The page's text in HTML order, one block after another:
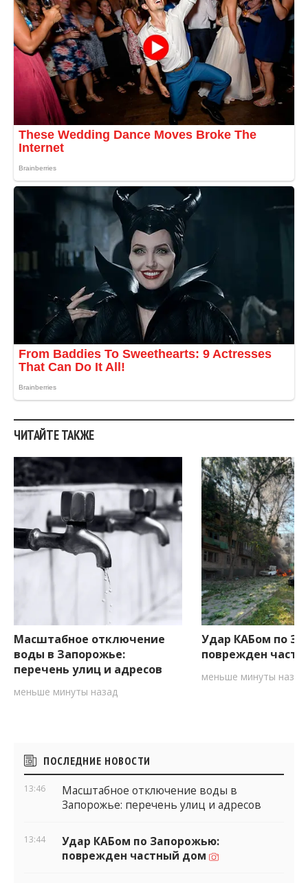
ЧИТАЙТЕ ТАКЖЕ
Масштабное отключение
воды в Запорожье:
перечень улиц и адресов
меньше минуты назад
Удар КАБом по
поврежден
меньше минуты назад
Боковые
виджеты
ПОСЛЕДНИЕ НОВОСТИ
13:46
Масштабное отключение воды в
Запорожье: перечень улиц и адресов
13:44
Удар КАБом по Запорожью:
поврежден частный дом